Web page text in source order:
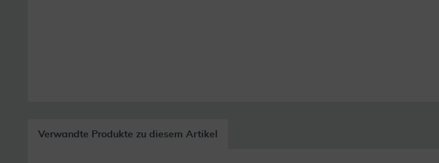
Verwandte Produkte zu diesem Artikel